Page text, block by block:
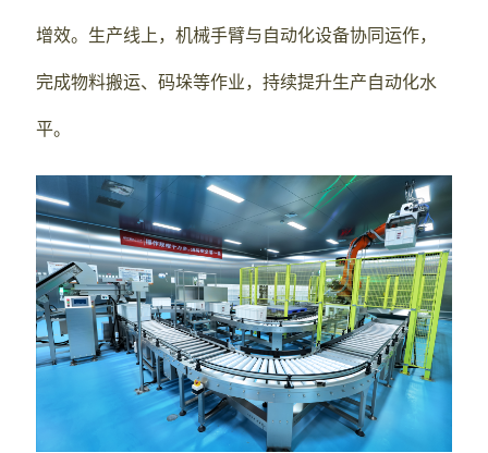
增效。生产线上，机械手臂与自动化设备协同运作，
完成物料搬运、码垛等作业，持续提升生产自动化水
平。